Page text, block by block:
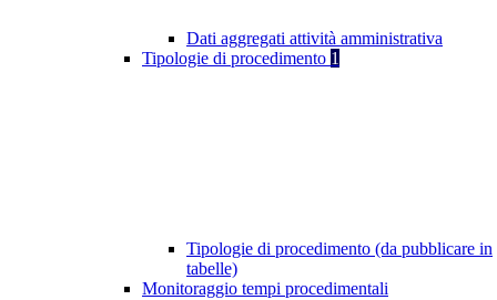
Dati aggregati attività amministrativa
Tipologie di procedimento 1
Tipologie di procedimento (da pubblicare in
tabelle)
Monitoraggio tempi procedimentali